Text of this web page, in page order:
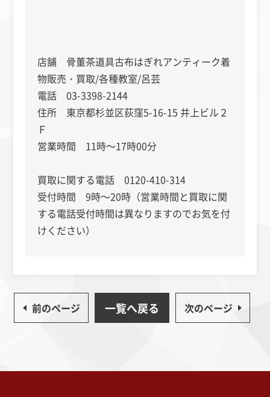
店舗 骨董茶道具古布はぎれアンティーク着
物販売・買取/各種教室/呂芸
電話 03-3398-2144
住所 東京都杉並区荻窪5-16-15 井上ビル２
Ｆ
営業時間 11時～17時00分
買取に関する電話 0120-410-314
受付時間 9時～20時（営業時間と買取に関
する電話受付時間は異なりますのでお気を付
けください）
前のページ 一覧へ戻る 次のページ